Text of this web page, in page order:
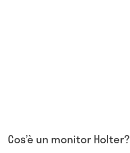
Cos’è un monitor Holter?